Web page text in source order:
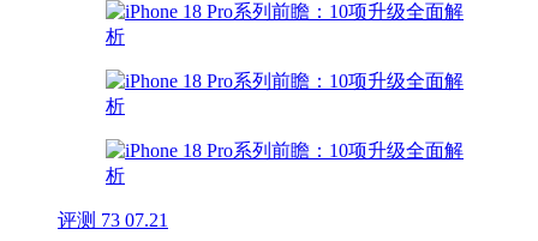
评测 73 07.21